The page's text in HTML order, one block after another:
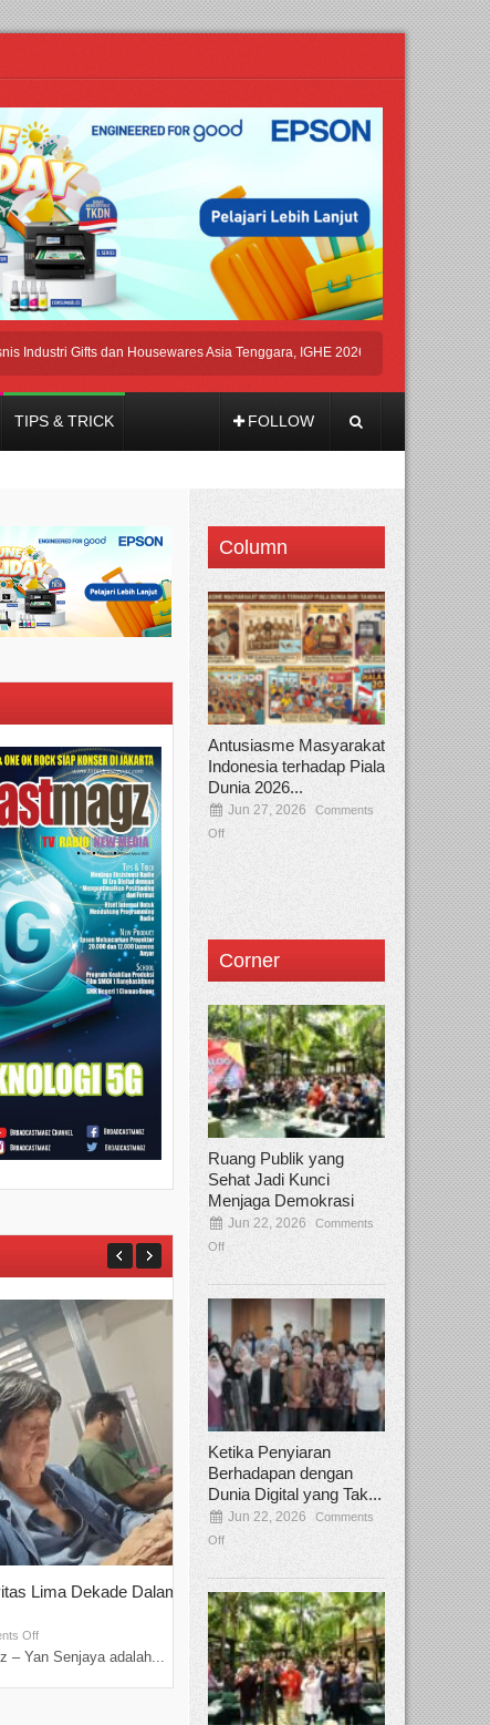
Gifts dan Housewares Asia Tenggara, IGHE 2026 Kembali Digelar di Jakarta
TIPS & TRICK FOLLOW
Lima Dekade Dalam
Off
– Yan Senjaya adalah...
Tamee Irelly Menjadi Juri Open
Film Terbaru...
Sep 08, 2025 Comments Off
Bekasi, Broadcastmagz – Dalam upaya
talenta...
Column
Antusiasme Masyarakat
Indonesia terhadap Piala
Dunia 2026...
Jun 27, 2026
Comments
Off
Corner
Ruang Publik yang
Sehat Jadi Kunci
Menjaga Demokrasi
Jun 22, 2026
Comments
Off
Ketika Penyiaran
Berhadapan dengan
Dunia Digital yang Tak...
Jun 22, 2026
Comments
Off